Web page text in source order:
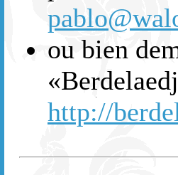
ou bien
http://